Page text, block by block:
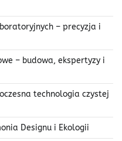
– precyzja i
– budowa, ekspertyzy i
technologia czystej
Designu i Ekologii